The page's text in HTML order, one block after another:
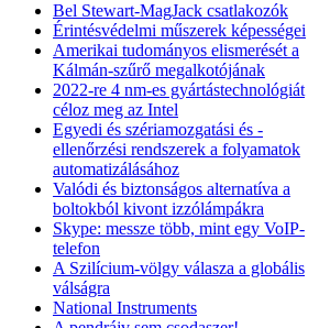
Bel Stewart-MagJack csatlakozók
Érintésvédelmi műszerek képességei
Amerikai tudományos elismerését a
Kálmán-szűrő megalkotójának
2022-re 4 nm-es gyártástechnológiát
céloz meg az Intel
Egyedi és szériamozgatási és -
ellenőrzési rendszerek a folyamatok
automatizálásához
Valódi és biztonságos alternatíva a
boltokból kivont izzólámpákra
Skype: messze több, mint egy VoIP-
telefon
A Szilícium-völgy válasza a globális
válságra
National Instruments